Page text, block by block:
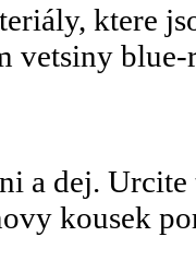
ktere
vetsiny
a dej.
kousek